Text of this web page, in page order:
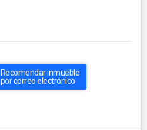
Recomendar inmueble
por correo electrónico